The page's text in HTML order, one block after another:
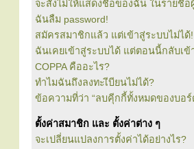
จะสั่งไม่ให้แสดงชื่อของฉัน ในรายชื่อ
ฉันลืม password!
สมัครสมาชิกแล้ว แต่เข้าสู่ระบบไม่ได้!
ฉันเคยเข้าสู่ระบบได้ แต่ตอนนี้กลับเข้
COPPA คืออะไร?
ทำไมฉันถึงลงทะเีบียนไม่ได้?
ข้อความที่ว่า “ลบคุีกกี้ทั้งหมดของบอร์
ตั้งค่าสมาชิก และ ตั้งค่าต่าง ๆ
จะเปลี่ยนแปลงการตั้งค่าได้อย่างไร?